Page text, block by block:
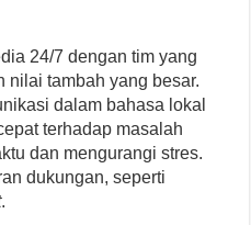
24/7 dengan tim yang
nilai tambah yang besar.
dalam bahasa lokal
terhadap masalah
dan mengurangi stres.
dukungan, seperti
.